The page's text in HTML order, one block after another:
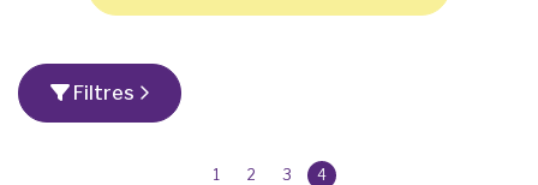
Filtres
1 2 3 4